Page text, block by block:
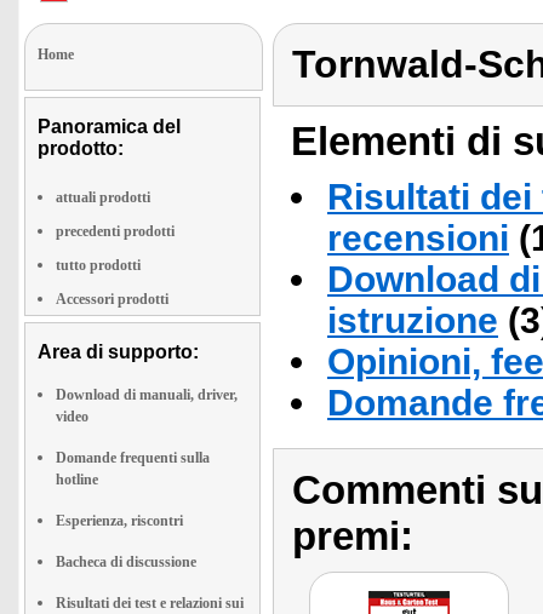
Home
Panoramica del
prodotto:
attuali prodotti
precedenti prodotti
tutto prodotti
Accessori prodotti
Area di supporto:
Download di manuali, driver,
video
Domande frequenti sulla
hotline
Esperienza, riscontri
Bacheca di discussione
Risultati dei test e relazioni sui
Tornwald-
Elementi di
Risultati
recensioni
Download
istruzione
Opinioni,
Domande
Commenti
premi: